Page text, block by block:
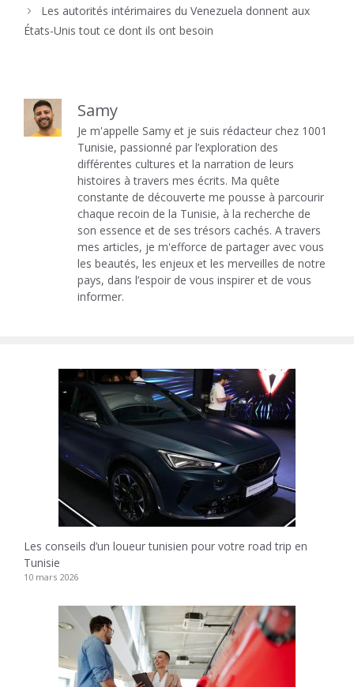
Les autorités intérimaires du Venezuela donnent aux
États-Unis tout ce dont ils ont besoin
Samy
Je m'appelle Samy et je suis rédacteur chez 1001
Tunisie, passionné par l’exploration des
différentes cultures et la narration de leurs
histoires à travers mes écrits. Ma quête
constante de découverte me pousse à parcourir
chaque recoin de la Tunisie, à la recherche de
son essence et de ses trésors cachés. A travers
mes articles, je m'efforce de partager avec vous
les beautés, les enjeux et les merveilles de notre
pays, dans l’espoir de vous inspirer et de vous
informer.
Les conseils d’un loueur tunisien pour votre road trip en
Tunisie
10 mars 2026